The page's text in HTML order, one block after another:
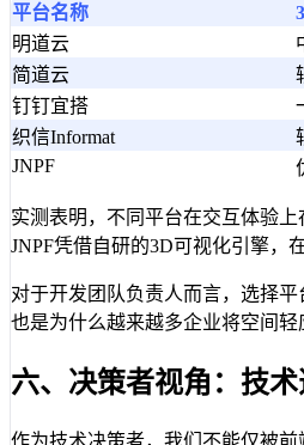
平台名称
明道云
简道云
钉钉宜搭
织信Informat
JNPF
实测表明，不同平台在交互体验
JNPF凭借自研的3D可视化引擎，
对于开发团队负责人而言，选择
也是为什么越来越多企业将空间轻
六、决策者视角：技
作为技术决策者，我们不能仅被